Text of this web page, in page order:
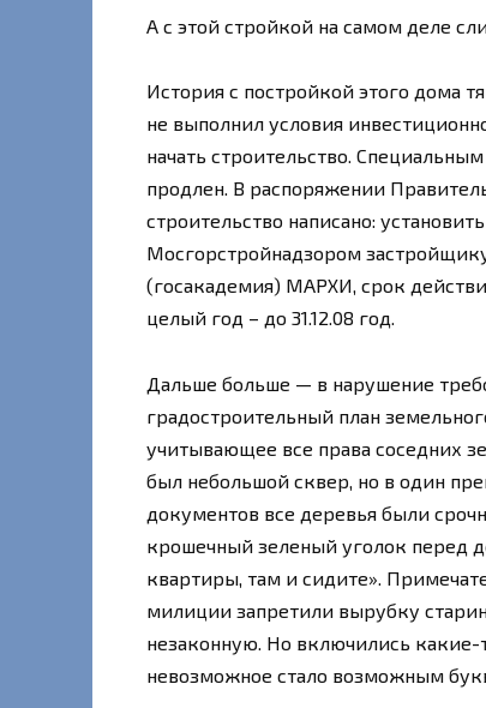
А с этой стройкой на самом деле
История с постройкой этого дома
не выполнил условия
начать строительство.
продлен. В распоряжении
строительство написано:
Мосгорстройнадзором
(госакадемия) МАРХИ, срок
целый год – до 31.12.08 год.
Дальше больше — в нарушение
градостроительный план
учитывающее все права соседних
был небольшой сквер, но в один
документов все деревья были
крошечный зеленый уголок перед
квартиры, там и сидите».
милиции запретили вырубку
незаконную. Но включились
невозможное стало возможным